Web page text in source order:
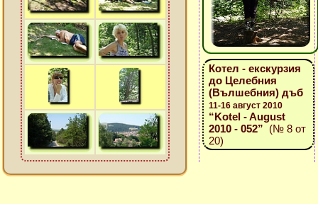
Котел - екскурзия
до Целебния
(Вълшебния) дъб
11-16 август 2010
“Kotel - August
2010 - 052” (№ 8 от
20)